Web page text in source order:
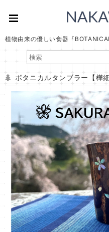
植物由来の優しい食器『
ボタニカルタンブラー【